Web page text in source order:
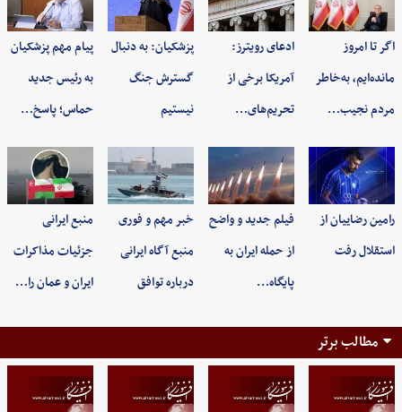
اگر تا امروز
مانده‌ایم، به‌خاطر
مردم نجیب…
ادعای رویترز:
آمریکا برخی از
تحریم‌های…
پزشکیان: به‌ دنبال
گسترش جنگ
نیستیم
پیام مهم پزشکیان
به رئیس جدید
حماس؛ پاسخ…
رامین رضاییان از
استقلال رفت
فیلم جدید و واضح
از حمله ایران به
پایگاه…
خبر مهم و فوری
منبع آگاه ایرانی
درباره توافق
منبع ایرانی
جزئیات مذاکرات
ایران و عمان را…
مطالب برتر